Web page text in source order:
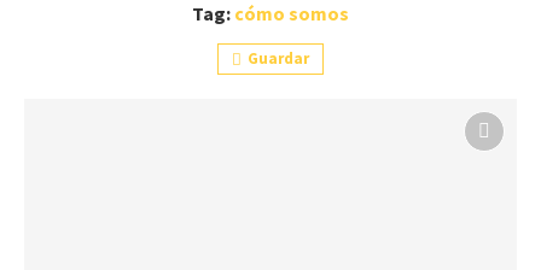
Tag: cómo somos
Guardar